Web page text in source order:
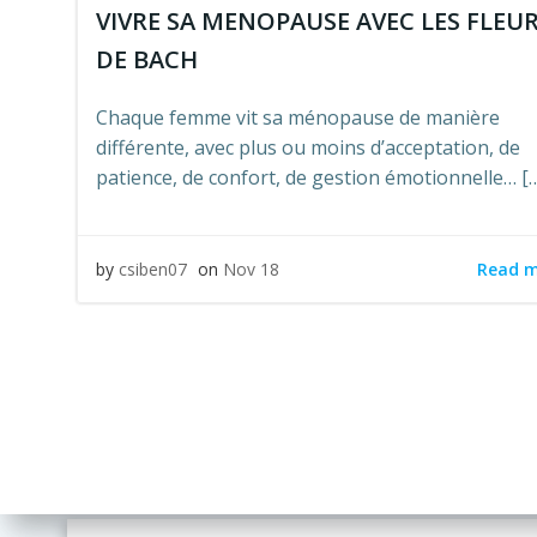
VIVRE SA MENOPAUSE AVEC LES
DE BACH
Chaque femme vit sa ménopause de manière
différente, avec plus ou moins d’acceptation, de
patience, de confort, de gestion émotionnelle…
by csiben07 on Nov 18 Read